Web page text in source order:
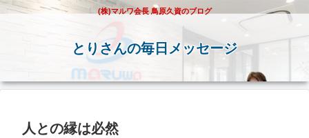
(株)マルワ会長 鳥原久資のブログ
とりさんの毎日メッセージ
人との縁は必然